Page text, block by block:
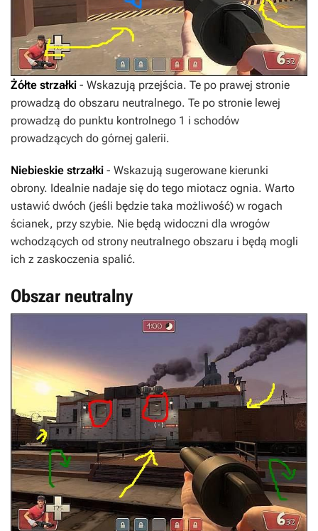
Żółte strzałki - Wskazują przejścia. Te po prawej stronie
prowadzą do obszaru neutralnego. Te po stronie lewej
prowadzą do punktu kontrolnego 1 i schodów
prowadzących do górnej galerii.
Niebieskie strzałki - Wskazują sugerowane kierunki
obrony. Idealnie nadaje się do tego miotacz ognia. Warto
ustawić dwóch (jeśli będzie taka możliwość) w rogach
ścianek, przy szybie. Nie będą widoczni dla wrogów
wchodzących od strony neutralnego obszaru i będą mogli
ich z zaskoczenia spalić.
Obszar neutralny